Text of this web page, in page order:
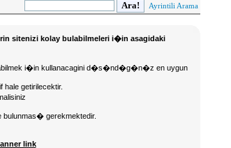
Ayrintili Arama
sitenizi kolay bulabilmeleri i�in asagidaki
i�in kullanacagini d�s�nd�g�n�z en uygun
getirilecektir.
gerekmektedir.
link